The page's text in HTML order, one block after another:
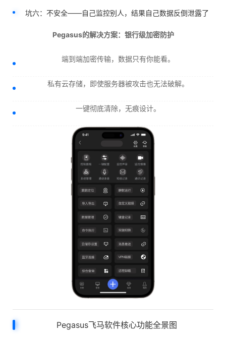
坑六：不安全——自己监控别人，结果自己数据反倒泄露了
Pegasus的解决方案：银行级加密防护
端到端加密传输，数据只有你能看。
私有云存储，即使服务器被攻击也无法破解。
一键彻底清除，无痕设计。
Pegasus飞马软件核心功能全景图